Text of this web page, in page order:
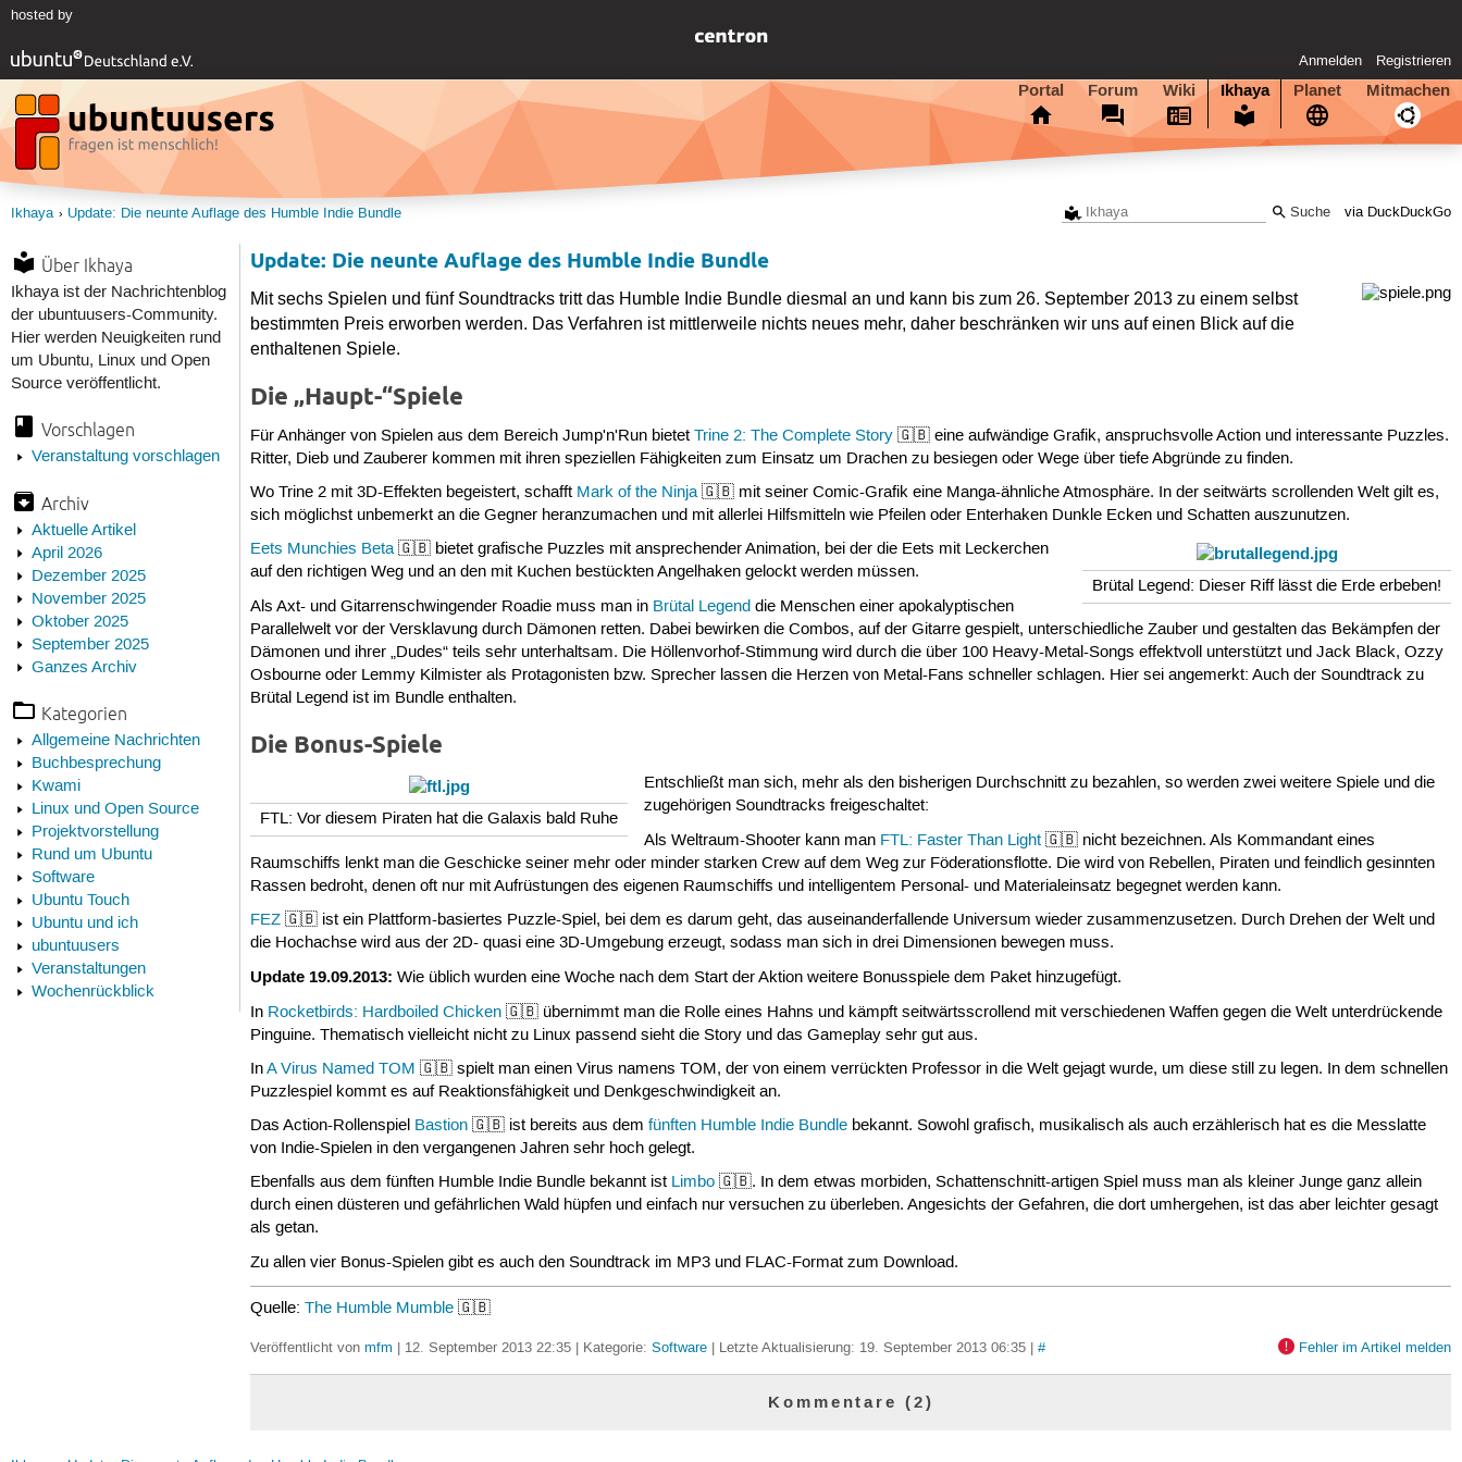
hosted by
Anmelden Registrieren
Portal Forum Wiki Ikhaya Planet Mitmachen
via DuckDuckGo
Ikhaya Update: Die neunte Auflage des Humble Indie Bundle
Über Ikhaya
Ikhaya ist der Nachrichtenblog
der ubuntuusers-Community.
Hier werden Neuigkeiten rund
um Ubuntu, Linux und Open
Source veröffentlicht.
Vorschlagen
Veranstaltung vorschlagen
Archiv
Aktuelle Artikel
April 2026
Dezember 2025
November 2025
Oktober 2025
September 2025
Ganzes Archiv
Kategorien
Allgemeine Nachrichten
Buchbesprechung
Kwami
Linux und Open Source
Projektvorstellung
Rund um Ubuntu
Software
Ubuntu Touch
Ubuntu und ich
ubuntuusers
Veranstaltungen
Wochenrückblick
Update: Die neunte Auflage des Humble Indie Bundle
Mit sechs Spielen und fünf Soundtracks tritt das Humble Indie Bundle diesmal an und kann bis zum 26. September 2013 zu einem selbst
bestimmten Preis erworben werden. Das Verfahren ist mittlerweile nichts neues mehr, daher beschränken wir uns auf einen Blick auf die
enthaltenen Spiele.
Die „Haupt-“Spiele
Für Anhänger von Spielen aus dem Bereich Jump'n'Run bietetTrine 2: The Complete Story 🇬🇧 eine aufwändige Grafik, anspruchsvolle Action und interessante Puzzles.
Ritter, Dieb und Zauberer kommen mit ihren speziellen Fähigkeiten zum Einsatz um Drachen zu besiegen oder Wege über tiefe Abgründe zu finden.
Wo Trine 2 mit 3D-Effekten begeistert, schafft Mark of the Ninja🇬🇧 mit seiner Comic-Grafik eine Manga-ähnliche Atmosphäre. In der seitwärts scrollenden Welt gilt es,
sich möglichst unbemerkt an die Gegner heranzumachen und mit allerlei Hilfsmitteln wie Pfeilen oder Enterhaken Dunkle Ecken und Schatten auszunutzen.
Brütal Legend: Dieser Riff lässt die Erde erbeben!
Eets Munchies Beta🇬🇧 bietet grafische Puzzles mit ansprechender Animation, bei der die Eets mit Leckerchen
auf den richtigen Weg und an den mit Kuchen bestückten Angelhaken gelockt werden müssen.
Als Axt- und Gitarrenschwingender Roadie muss man in Brütal Legend die Menschen einer apokalyptischen
Parallelwelt vor der Versklavung durch Dämonen retten. Dabei bewirken die Combos, auf der Gitarre gespielt, unterschiedliche Zauber und gestalten das Bekämpfen der
Dämonen und ihrer „Dudes“ teils sehr unterhaltsam. Die Höllenvorhof-Stimmung wird durch die über 100 Heavy-Metal-Songs effektvoll unterstützt und Jack Black, Ozzy
Osbourne oder Lemmy Kilmister als Protagonisten bzw. Sprecher lassen die Herzen von Metal-Fans schneller schlagen. Hier sei angemerkt: Auch der Soundtrack zu
Brütal Legend ist im Bundle enthalten.
Die Bonus-Spiele
FTL: Vor diesem Piraten hat die Galaxis bald Ruhe
Entschließt man sich, mehr als den bisherigen Durchschnitt zu bezahlen, so werden zwei weitere Spiele und die
zugehörigen Soundtracks freigeschaltet:
Als Weltraum-Shooter kann man FTL: Faster Than Light 🇬🇧 nicht bezeichnen. Als Kommandant eines
Raumschiffs lenkt man die Geschicke seiner mehr oder minder starken Crew auf dem Weg zur Föderationsflotte. Die wird von Rebellen, Piraten und feindlich gesinnten
Rassen bedroht, denen oft nur mit Aufrüstungen des eigenen Raumschiffs und intelligentem Personal- und Materialeinsatz begegnet werden kann.
FEZ 🇬🇧 ist ein Plattform-basiertes Puzzle-Spiel, bei dem es darum geht, das auseinanderfallende Universum wieder zusammenzusetzen. Durch Drehen der Welt und
die Hochachse wird aus der 2D- quasi eine 3D-Umgebung erzeugt, sodass man sich in drei Dimensionen bewegen muss.
Update 19.09.2013: Wie üblich wurden eine Woche nach dem Start der Aktion weitere Bonusspiele dem Paket hinzugefügt.
In Rocketbirds: Hardboiled Chicken 🇬🇧 übernimmt man die Rolle eines Hahns und kämpft seitwärtsscrollend mit verschiedenen Waffen gegen die Welt unterdrückende
Pinguine. Thematisch vielleicht nicht zu Linux passend sieht die Story und das Gameplay sehr gut aus.
InA Virus Named TOM 🇬🇧 spielt man einen Virus namens TOM, der von einem verrückten Professor in die Welt gejagt wurde, um diese still zu legen. In dem schnellen
Puzzlespiel kommt es auf Reaktionsfähigkeit und Denkgeschwindigkeit an.
Das Action-Rollenspiel Bastion 🇬🇧 ist bereits aus demfünften Humble Indie Bundle bekannt. Sowohl grafisch, musikalisch als auch erzählerisch hat es die Messlatte
von Indie-Spielen in den vergangenen Jahren sehr hoch gelegt.
Ebenfalls aus dem fünften Humble Indie Bundle bekannt ist Limbo 🇬🇧. In dem etwas morbiden, Schattenschnitt-artigen Spiel muss man als kleiner Junge ganz allein
durch einen düsteren und gefährlichen Wald hüpfen und einfach nur versuchen zu überleben. Angesichts der Gefahren, die dort umhergehen, ist das aber leichter gesagt
als getan.
Zu allen vier Bonus-Spielen gibt es auch den Soundtrack im MP3 und FLAC-Format zum Download.
Quelle:The Humble Mumble 🇬🇧
Veröffentlicht vonmfm | 12. September 2013 22:35 | Kategorie:Software | Letzte Aktualisierung: 19. September 2013 06:35 |# Fehler im Artikel melden
Kommentare (2)